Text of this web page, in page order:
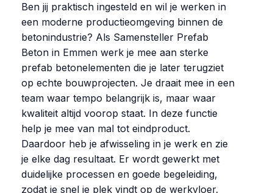
Ben jij praktisch ingesteld en wil je werken in
een moderne productieomgeving binnen de
betonindustrie? Als Samensteller Prefab
Beton in Emmen werk je mee aan sterke
prefab betonelementen die je later terugziet
op echte bouwprojecten. Je draait mee in een
team waar tempo belangrijk is, maar waar
kwaliteit altijd voorop staat. In deze functie
help je mee van mal tot eindproduct.
Daardoor heb je afwisseling in je werk en zie
je elke dag resultaat. Er wordt gewerkt met
duidelijke processen en goede begeleiding,
zodat je snel je plek vindt op de werkvloer.